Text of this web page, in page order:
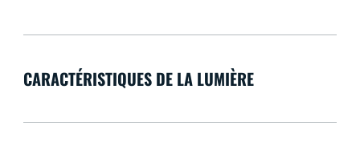
CARACTÉRISTIQUES DE LA LUMIÈRE